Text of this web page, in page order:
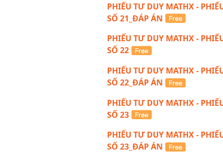
PHIẾU TƯ DUY MATHX -
SỐ 21_ĐÁP ÁN
PHIẾU TƯ DUY MATHX -
SỐ 22
PHIẾU TƯ DUY MATHX -
SỐ 22_ĐÁP ÁN
PHIẾU TƯ DUY MATHX -
SỐ 23
PHIẾU TƯ DUY MATHX -
SỐ 23_ĐÁP ÁN